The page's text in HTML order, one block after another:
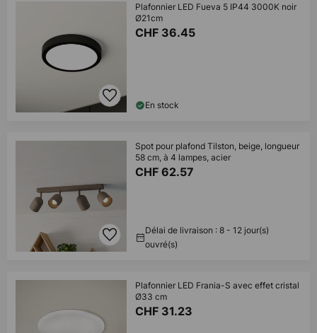
Plafonnier LED Fueva 5 IP44 3000K noir
Ø21cm
CHF 36.45
En stock
Spot pour plafond Tilston, beige, longueur
58 cm, à 4 lampes, acier
CHF 62.57
Délai de livraison : 8 - 12 jour(s)
ouvré(s)
Plafonnier LED Frania-S avec effet cristal
Ø33 cm
CHF 31.23